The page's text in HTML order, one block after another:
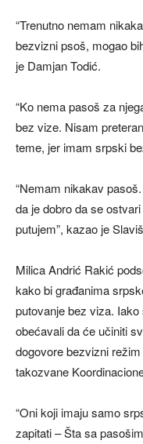
“Trenutno nemam
bezvizni psoš, mogao
je Damjan Todić.
“Ko nema pasoš za
bez vize. Nisam
teme, jer imam srpski
“Nemam nikakav
da je dobro da se
putujem”, kazao je
Milica Andrić Rakić
kako bi građanima
putovanje bez viza.
obećavali da će učiniti
dogovore bezvizni
takozvane
“Oni koji imaju samo
zapitati – Šta sa